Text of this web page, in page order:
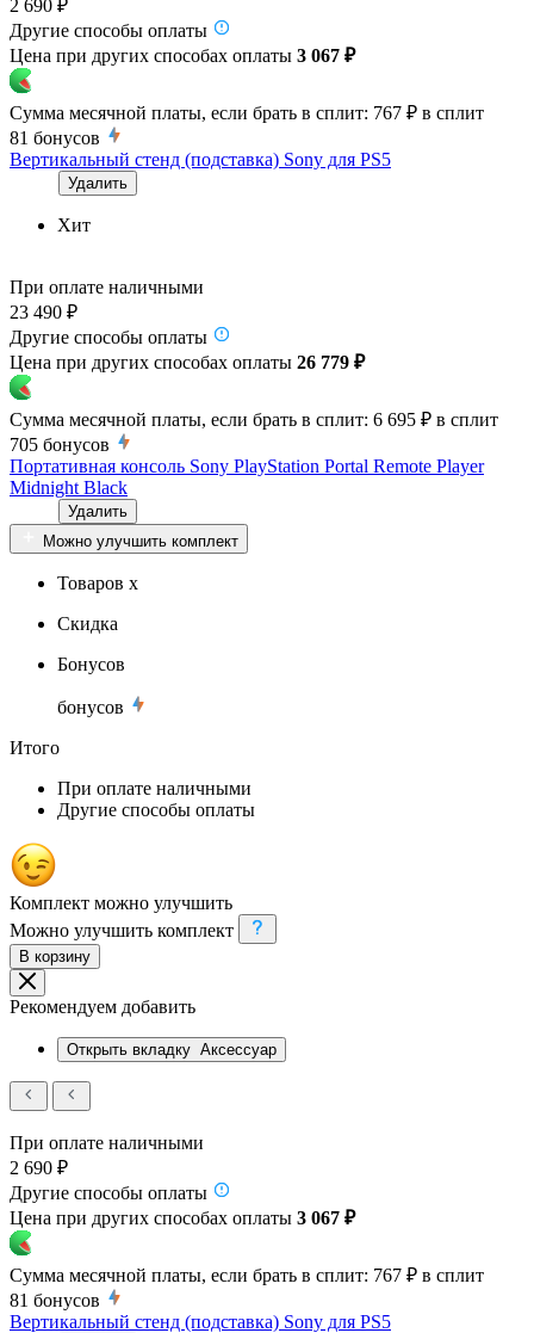
2 690 ₽
Другие способы оплаты
Цена при других способах оплаты 3 067 ₽
Сумма месячной платы, если брать в сплит: 767 ₽ в сплит
81 бонусов
Вертикальный стенд (подставка) Sony для PS5
Удалить
Хит
При оплате наличными
23 490 ₽
Другие способы оплаты
Цена при других способах оплаты 26 779 ₽
Сумма месячной платы, если брать в сплит: 6 695 ₽ в сплит
705 бонусов
Портативная консоль Sony PlayStation Portal Remote Player
Midnight Black
Удалить
Можно улучшить комплект
Товаров x
Скидка
Бонусов
бонусов
Итого
При оплате наличными
Другие способы оплаты
Комплект можно улучшить
Можно улучшить комплект
В корзину
Рекомендуем добавить
Открыть вкладку Аксессуар
При оплате наличными
2 690 ₽
Другие способы оплаты
Цена при других способах оплаты 3 067 ₽
Сумма месячной платы, если брать в сплит: 767 ₽ в сплит
81 бонусов
Вертикальный стенд (подставка) Sony для PS5